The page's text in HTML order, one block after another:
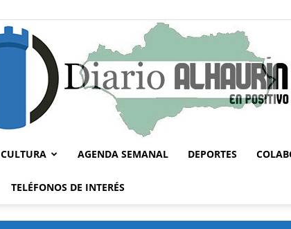
CULTURA AGENDA SEMANAL DEPORTES
TELÉFONOS DE INTERÉS